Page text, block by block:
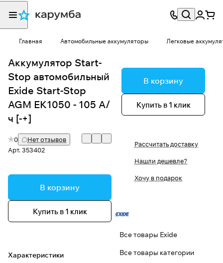
Главная Автомобильные аккумуляторы Легковые
Аккумулятор Start-
Stop автомобильный
Exide Start-Stop
AGM EK1050 - 105 А/
ч [-+]
0
Нет отзывов
Арт.353402
В корзину
Купить в 1 клик
Характеристики
В корзину
Купить в 1 клик
Рассчитать доставку
Нашли дешевле?
Хочу в подарок
Все товары Exide
Все товары категории